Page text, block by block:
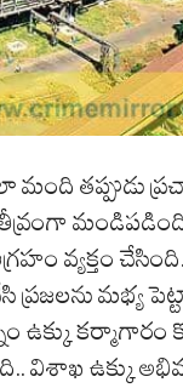
తప్పుడు
మండిపడింది.
వ్యక్తం
మభ్య
కర్మాగారం
విశాఖ ఉక్కు